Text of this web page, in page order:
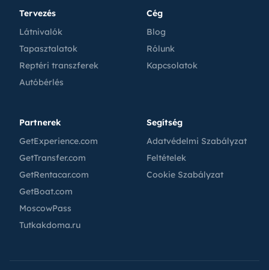
Tervezés
Látnivalók
Tapasztalatok
Reptéri transzferek
Autóbérlés
Cég
Blog
Rólunk
Kapcsolatok
Partnerek
GetExperience.com
GetTransfer.com
GetRentacar.com
GetBoat.com
MoscowPass
Tutkakdoma.ru
Segítség
Adatvédelmi Szabályzat
Feltételek
Cookie Szabályzat